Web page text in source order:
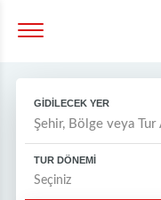
GİDİLECEK YER
TUR DÖNEMİ